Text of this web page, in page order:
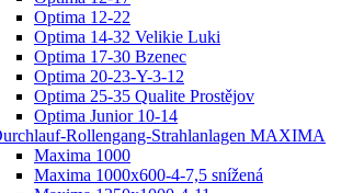
Optima 12-22
Optima 14-32 Velikie Luki
Optima 17-30 Bzenec
Optima 20-23-Y-3-12
Optima 25-35 Qualite Prostějov
Optima Junior 10-14
Rollengang-Strahlanlagen MAXIMA
Maxima 1000
Maxima 1000x600-4-7,5 snížená